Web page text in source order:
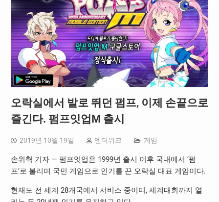
오락실에서 발로 뛰던 펌프, 이제 손끝으로
즐긴다. 펌프잇업M 출시
2019년 10월 19일 엔터위크 게임
손위혁 기자 — 펌프잇업은 1999년 출시 이후 국내에서 ‘펌
프’로 불리며 국민 게임으로 인기를 끈 오락실 대표 게임이다.
현재도 전 세계 28개국에서 서비스 중이며, 세계대회까지 열